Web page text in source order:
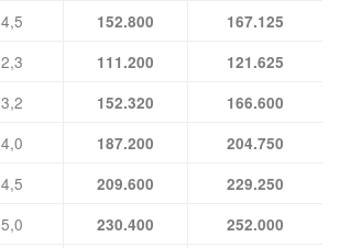
4,5 152.800
167.125
2,3 111.200 121.625
3,2 152.320 166.600
4,0 187.200 204.750
4,5 209.600 229.250
5,0 230.400 252.000